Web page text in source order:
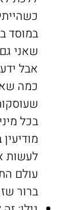
במוסד
שאני
אבל
כמה
בכל
לעשות
ברור